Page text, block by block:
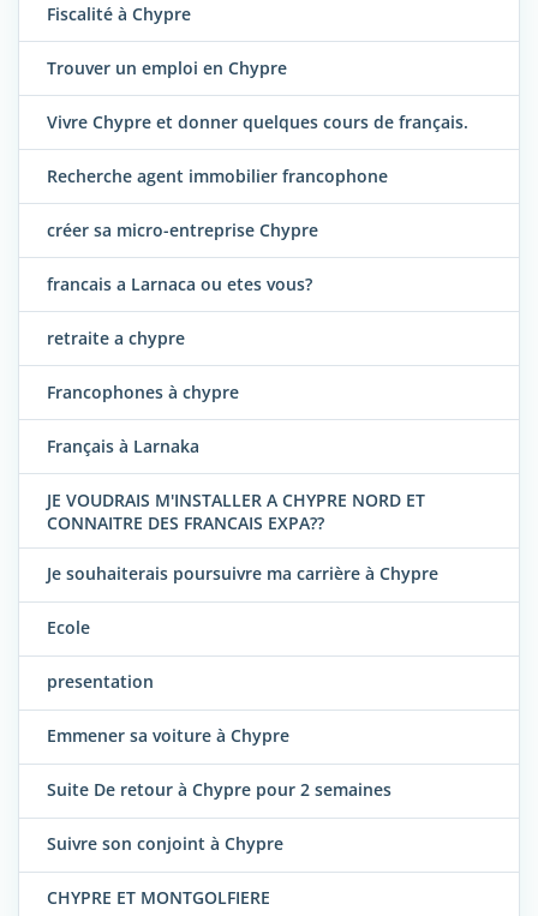
Fiscalité à Chypre
Trouver un emploi en Chypre
Vivre Chypre et donner quelques cours de français.
Recherche agent immobilier francophone
créer sa micro-entreprise Chypre
francais a Larnaca ou etes vous?
retraite a chypre
Francophones à chypre
Français à Larnaka
JE VOUDRAIS M'INSTALLER A CHYPRE NORD ET
CONNAITRE DES FRANCAIS EXPA??
Je souhaiterais poursuivre ma carrière à Chypre
Ecole
presentation
Emmener sa voiture à Chypre
Suite De retour à Chypre pour 2 semaines
Suivre son conjoint à Chypre
CHYPRE ET MONTGOLFIERE